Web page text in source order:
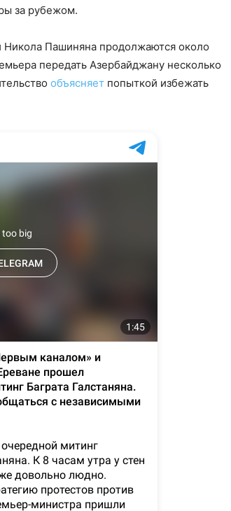
за рубежом.
Пашиняна продолжаются около
передать Азербайджану несколько
объясняет попыткой избежать